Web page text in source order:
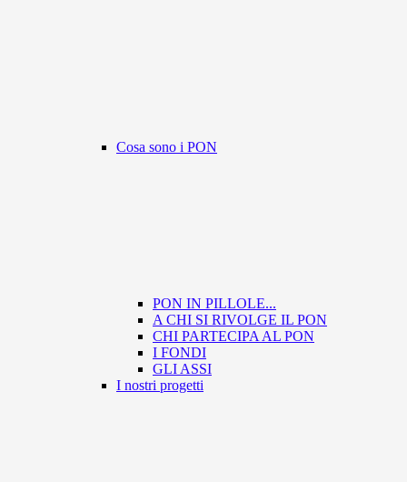
Cosa sono i PON
PON IN PILLOLE...
A CHI SI RIVOLGE IL PON
CHI PARTECIPA AL PON
I FONDI
GLI ASSI
I nostri progetti